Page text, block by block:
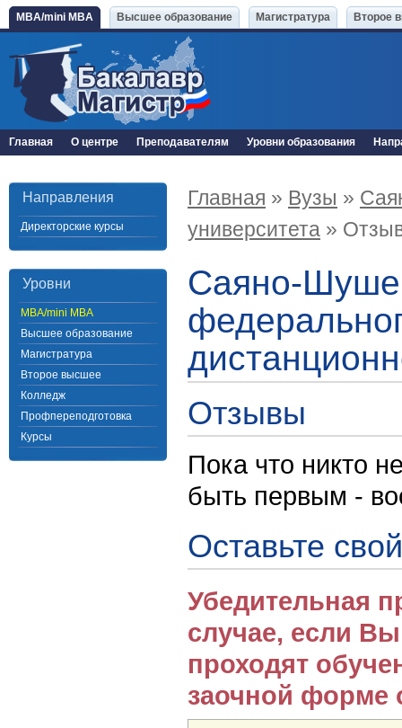
MBA/mini MBA Высшее образование Магистратура Второе
Главная О центре Преподавателям Уровни образования
Направления
Директорские курсы
Уровни
MBA/mini MBA
Высшее образование
Магистратура
Второе высшее
Колледж
Профпереподготовка
Курсы
Главная » Вузы »
университета »
Саяно-
Отзывы
Пока что никто
быть первым -
Оставьте
Убедительная
случае, если
проходят
заочной форме